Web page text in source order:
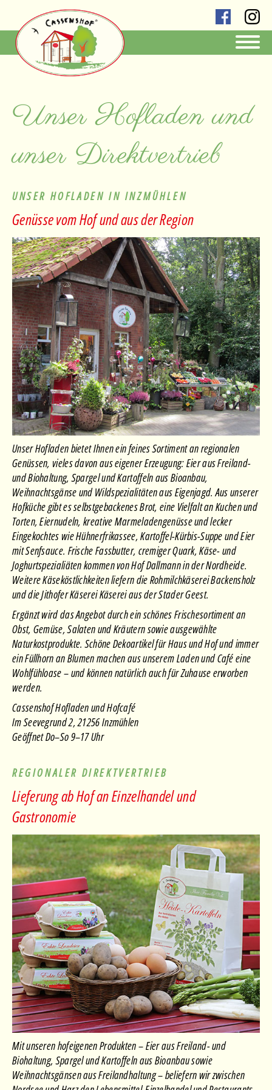
Unser Hofladen und
unser Direktvertrieb
UNSER HOFLADEN IN INZMÜHLEN
Genüsse vom Hof und aus der Region
Unser Hofladen bietet Ihnen ein feines Sortiment an regionalen
Genüssen, vieles davon aus eigener Erzeugung: Eier aus Freiland-
und Biohaltung, Spargel und Kartoffeln aus Bioanbau,
Weihnachtsgänse und Wildspezialitäten aus Eigenjagd. Aus unserer
Hofküche gibt es selbstgebackenes Brot, eine Vielfalt an Kuchen und
Torten, Eiernudeln, kreative Marmeladengenüsse und lecker
Eingekochtes wie Hühnerfrikassee, Kartoffel-Kürbis-Suppe und Eier
mit Senfsauce. Frische Fassbutter, cremiger Quark, Käse- und
Joghurtspezialiäten kommen von Hof Dallmann in der Nordheide.
Weitere Käseköstlichkeiten liefern die Rohmilchkäserei Backensholz
und die Jithofer Käserei Käserei aus der Stader Geest.
Ergänzt wird das Angebot durch ein schönes Frischesortiment an
Obst, Gemüse, Salaten und Kräutern sowie ausgewählte
Naturkostprodukte. Schöne Dekoartikel für Haus und Hof und immer
ein Füllhorn an Blumen machen aus unserem Laden und Café eine
Wohlfühloase – und können natürlich auch für Zuhause erworben
werden.
Cassenshof Hofladen und Hofcafé
Im Seevegrund 2, 21256 Inzmühlen
Geöffnet Do–So 9–17 Uhr
REGIONALER DIREKTVERTRIEB
Lieferung ab Hof an Einzelhandel und
Gastronomie
Mit unseren hofeigenen Produkten – Eier aus Freiland- und
Biohaltung, Spargel und Kartoffeln aus Bioanbau sowie
Weihnachtsgänsen aus Freilandhaltung – beliefern wir zwischen